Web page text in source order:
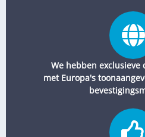
We hebben
met Europa's